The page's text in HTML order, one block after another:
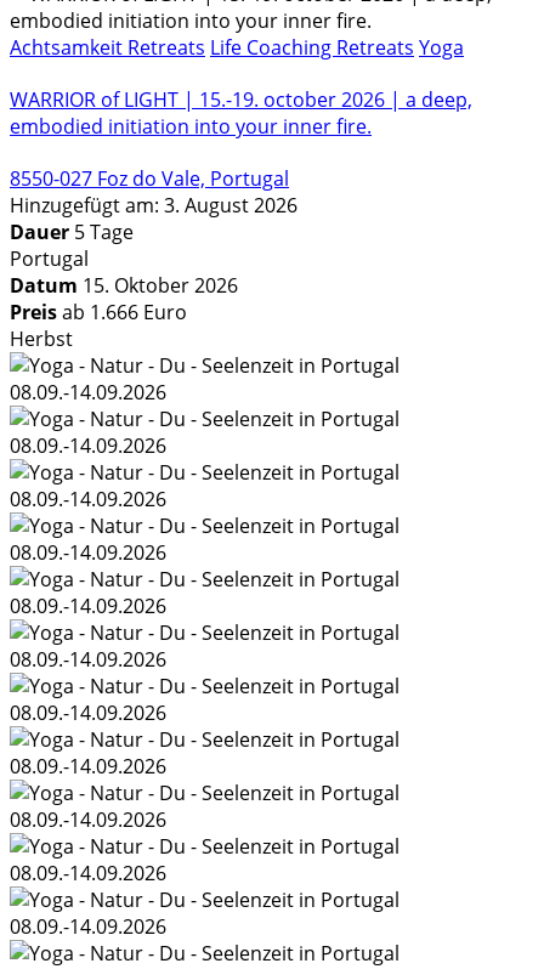
Achtsamkeit Retreats Life Coaching Retreats Yoga
WARRIOR of LIGHT | 15.-19. october 2026 | a deep,
embodied initiation into your inner fire.
8550-027 Foz do Vale, Portugal
Hinzugefügt am: 3. August 2026
Dauer 5 Tage
Portugal
Datum 15. Oktober 2026
Preisab 1.666 Euro
Herbst